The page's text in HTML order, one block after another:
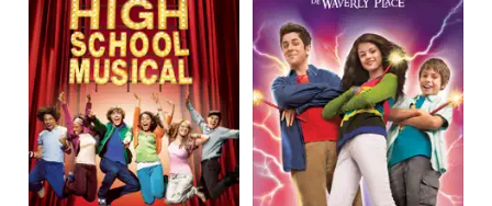
Waverly
Place